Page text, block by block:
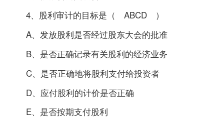
4、股利审计的目标是（ ABCD ）
A、发放股利是否经过股东大会的批准
B、是否正确记录有关股利的经济业务
C、是否正确地将股利支付给投资者
D、应付股利的计价是否正确
E、是否按期支付股利